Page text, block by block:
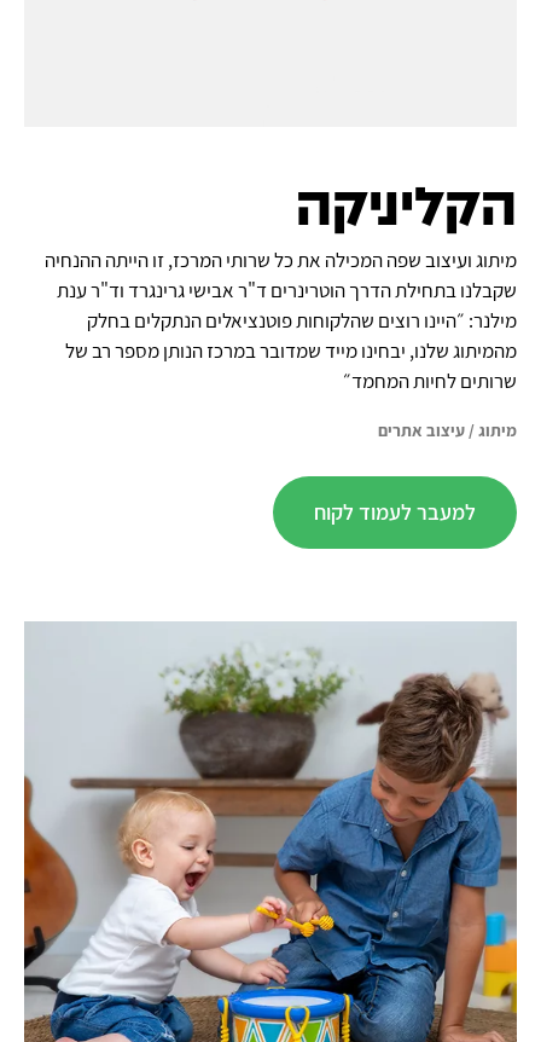
הקליניקה
מיתוג ועיצוב שפה המכילה את כל שרותי המרכז, זו הייתה ההנחיה
שקבלנו בתחילת הדרך הוטרינרים ד"ר אבישי גרינגרד וד"ר ענת
מילנר: ״היינו רוצים שהלקוחות פוטנציאלים הנתקלים בחלק
מהמיתוג שלנו, יבחינו מייד שמדובר במרכז הנותן מספר רב של
שרותים לחיות המחמד״
מיתוג/עיצוב אתרים
למעבר לעמוד לקוח